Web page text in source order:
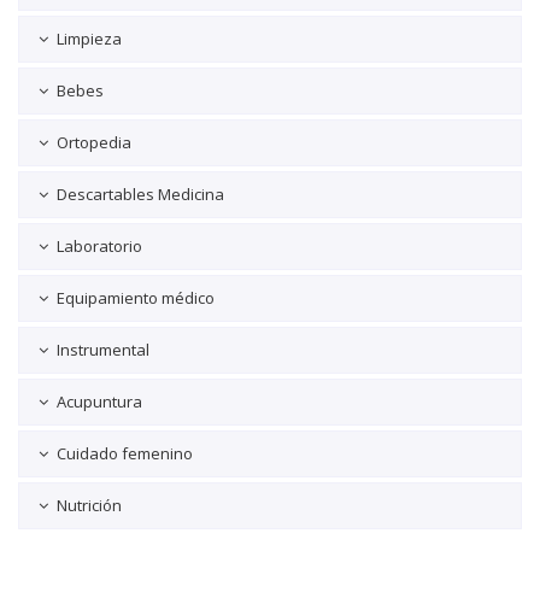
Limpieza
Bebes
Ortopedia
Descartables Medicina
Laboratorio
Equipamiento médico
Instrumental
Acupuntura
Cuidado femenino
Nutrición